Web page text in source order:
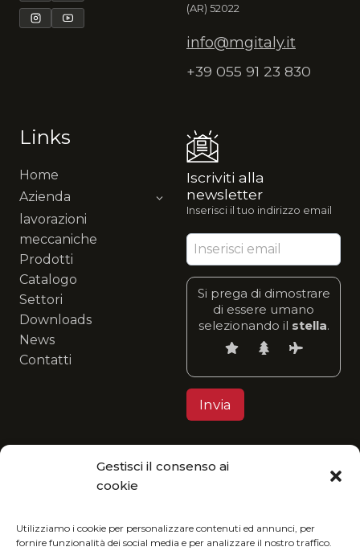
Gestisci il consenso ai
cookie
Utilizziamo i cookie per personalizzare contenuti ed annunci, per
fornire funzionalità dei social media e per analizzare il nostro traffico.
(AR) 52022
info@mgitaly.it
+39 055 91 23 830
Links
Home
Azienda
lavorazioni
meccaniche
Prodotti
Catalogo
Settori
Downloads
News
Contatti
Iscriviti alla
newsletter
Inserisci il tuo indirizzo email
Si prega di dimostrare
di essere umano
selezionando il stella.
friendly: fruisci del nostro catalogo in formato
digitale e riduci l’impatto ambientale.